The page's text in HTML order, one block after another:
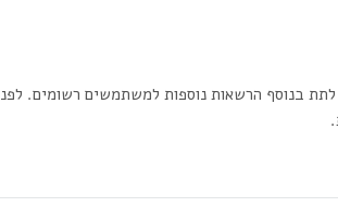
בנוסף הרשאות נוספות למשתמשים רשומים.